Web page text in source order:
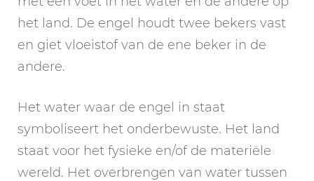
het land. De engel houdt twee bekers vast
en giet vloeistof van de ene beker in de
andere.
Het water waar de engel in staat
symboliseert het onderbewuste. Het land
staat voor het fysieke en/of de materiële
wereld. Het overbrengen van water tussen